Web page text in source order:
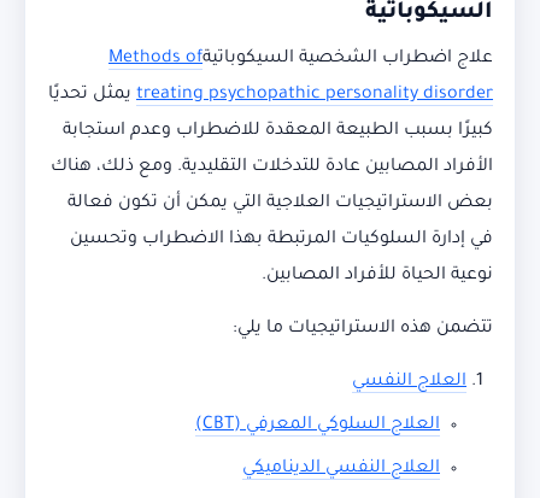
السيكوباتية
علاج اضطراب الشخصية السيكوباتيةMethods of
treating psychopathic personality disorder يمثل تحديًا
كبيرًا بسبب الطبيعة المعقدة للاضطراب وعدم استجابة
الأفراد المصابين عادة للتدخلات التقليدية. ومع ذلك، هناك
بعض الاستراتيجيات العلاجية التي يمكن أن تكون فعالة
في إدارة السلوكيات المرتبطة بهذا الاضطراب وتحسين
نوعية الحياة للأفراد المصابين.
تتضمن هذه الاستراتيجيات ما يلي:
العلاج النفسي
العلاج السلوكي المعرفي (CBT)
العلاج النفسي الديناميكي